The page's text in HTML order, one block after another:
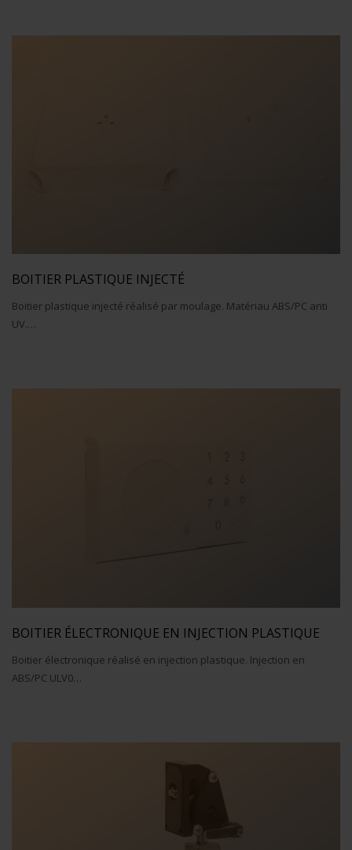
BOITIER PLASTIQUE INJECTÉ
Boitier plastique injecté réalisé par moulage. Matériau ABS/PC anti
UV.…
BOITIER ÉLECTRONIQUE EN INJECTION PLASTIQUE
Boitier électronique réalisé en injection plastique. Injection en
ABS/PC ULV0…